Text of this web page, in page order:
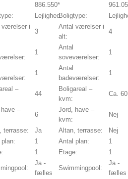
886.550*
Lejlighed
værelser i
3
1
1
–
44
–
6
terrasse:
Ja
1
1
Ja -
fælles
Boligtype:
Antal værelser i
alt:
4
Antal
soveværelser:
1
Antal
badeværelser:
1
Boligareal –
kvm:
Ca. 60
Jord, have –
kvm:
Nej
Altan, terrasse:
Nej
Antal plan:
1
Etage:
1
Swimmingpool:
Ja -
fælles